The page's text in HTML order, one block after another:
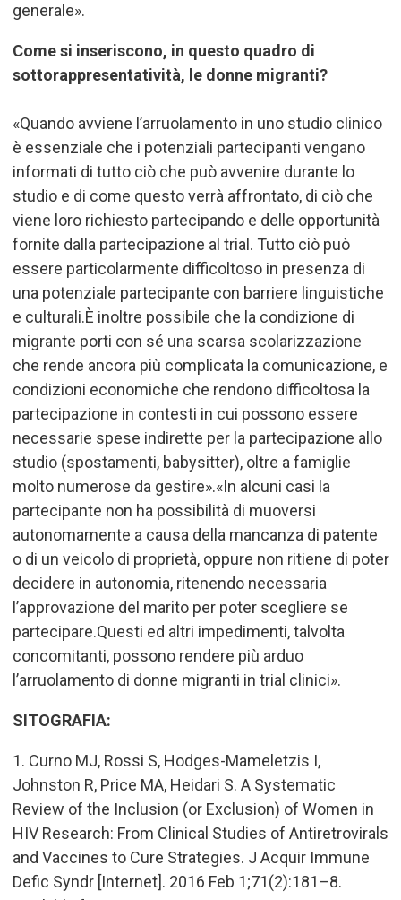
generale».
Come si inseriscono, in questo quadro di
sottorappresentatività, le donne migranti?
«Quando avviene l ’arruolamento in uno studio clinico
è essenziale che i potenziali partecipanti vengano
informati di tutto ciò che può avvenire durante lo
studio e di come questo verrà affrontato, di ciò che
viene loro richiesto partecipando e delle opportunità
fornite dalla partecipazione al trial. Tutto ciò può
essere particolarmente difficoltoso in presenza di
una potenziale partecipante con barriere linguistiche
e culturali.È inoltre possibile che la condizione di
migrante porti con sé una scarsa scolarizzazione
che rende ancora più complicata la comunicazione, e
condizioni economiche che rendono difficoltosa la
partecipazione in contesti in cui possono essere
necessarie spese indirette per la partecipazione allo
studio (spostamenti, babysitter), oltre a famiglie
molto numerose da gestire».«In alcuni casi la
partecipante non ha possibilità di muoversi
autonomamente a causa della mancanza di patente
o di un veicolo di proprietà, oppure non ritiene di poter
decidere in autonomia, ritenendo necessaria
’approvazione del marito per poter scegliere se
partecipare.Questi ed altri impedimenti, talvolta
concomitanti, possono rendere più arduo
’arruolamento di donne migranti in trial clinici».
SITOGRAFIA:
1. Curno MJ, Rossi S, Hodges-Mameletzis I,
Johnston R, Price MA, Heidari S. A Systematic
Review of the Inclusion (or Exclusion) of Women in
HIV Research: From Clinical Studies of Antiretrovirals
and Vaccines to Cure Strategies. J Acquir Immune
Defic Syndr [Internet]. 2016 Feb 1;71(2):181–8.